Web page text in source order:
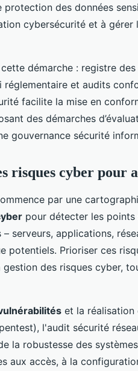
des données
cybersécurité et à gérer
cette démarche : registre
réglementaire et audits
facilite la mise en
des démarches
gouvernance sécurité
risques cyber pour
par une
pour détecter les points
serveurs, applications,
potentiels. Prioriser ces
des risques cyber,
et la réalisation
l'audit sécurité
la robustesse des
aux accès, à la